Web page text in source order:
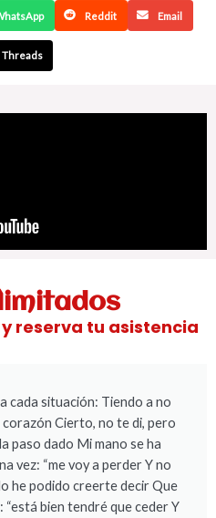
Reddit Email
Threads
reserva tu asistencia
cada situación: Tiendo a no
Cierto, no te di, pero
paso dado Mi mano se ha
vez: “me voy a perder Y no
he podido creerte decir Que
“está bien tendré que ceder Y